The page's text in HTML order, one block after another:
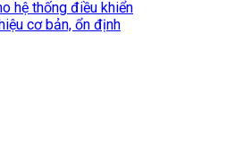
hệ thống điều khiển
cơ bản, ổn định